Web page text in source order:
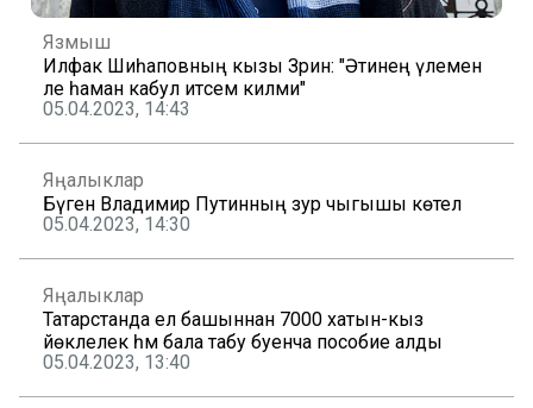
Язмыш
Илфак Шиһаповның кызы Зәринә: "Әтинең үлемен
әле һаман кабул итәсем килми"
05.04.2023, 14:43
Яңалыклар
Бүген Владимир Путинның зур чыгышы көтелә
05.04.2023, 14:30
Яңалыклар
Татарстанда ел башыннан 7000 хатын-кыз
йөклелек һәм бала табу буенча пособие алды
05.04.2023, 13:40